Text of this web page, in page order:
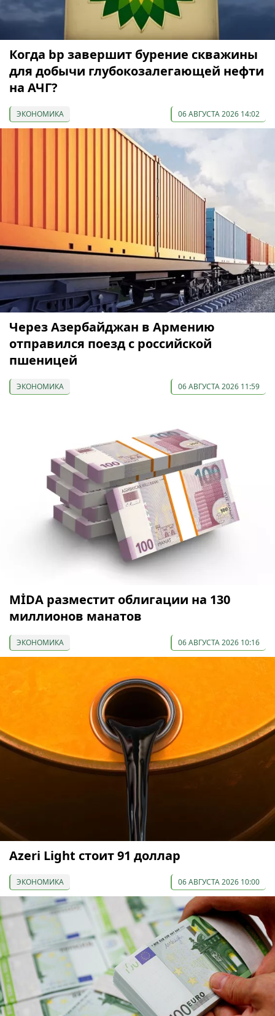
Когда bp завершит бурение скважины
для добычи глубокозалегающей нефти
на АЧГ?
ЭКОНОМИКА 06 АВГУСТА 2026 14:02
Через Азербайджан в Армению
отправился поезд с российской
пшеницей
ЭКОНОМИКА 06 АВГУСТА 2026 11:59
МİDA разместит облигации на 130
миллионов манатов
ЭКОНОМИКА 06 АВГУСТА 2026 10:16
Azeri Light стоит 91 доллар
ЭКОНОМИКА 06 АВГУСТА 2026 10:00